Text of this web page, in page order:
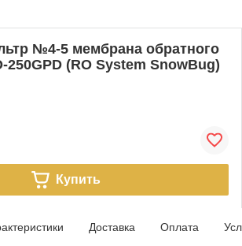
№4-5 мембрана обратного
250GPD (RO System SnowBug)
Купить
Доставка Оплата